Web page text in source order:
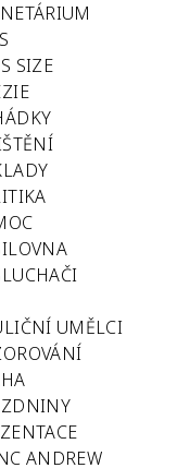
SIZE
UMĚLCI
ANDREW